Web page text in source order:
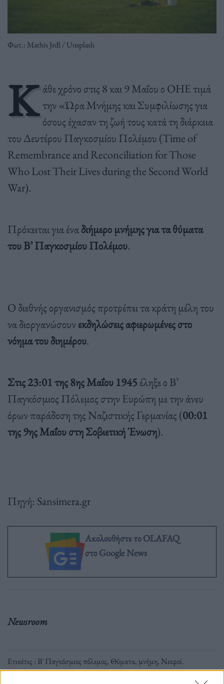
Φωτ.: Mathis Jrdl / Unsplash
Κ άθε χρόνο στις 8 και 9 Μαΐου ο ΟΗΕ τιμά
την «Ώρα Μνήμης και Συμφιλίωσης για
όσους έχασαν τη ζωή τους κατά τη διάρκεια
του Δευτέρου Παγκοσμίου Πολέμου (Time of
Remembrance and Reconciliation for Those
Who Lost Their Lives during the Second World
War).
Πρόκειται για έναδιήμερο μνήμης για τα θύματα
του Β’ Παγκοσμίου Πολέμου.
Ο διεθνής οργανισμός προτρέπει τα κράτη μέλη του
να διοργανώσουν εκδηλώσεις αφιερωμένες στο
νόημα του διημέρου.
Στις 23:01 της 8ης Μαΐου 1945 έληξε ο Β’
Παγκόσμιος Πόλεμος στην Ευρώπη με την άνευ
όρων παράδοση της Ναζιστικής Γερμανίας (00:01
της 9ης Μαΐου στη Σοβιετική Ένωση).
Πηγή: Sansimera.gr
Ακολουθήστε το OLAFAQ
στο Google News
Newsroom
Ετικέτες : Β' Παγκόσμιος πόλεμος, Θύματα, μνήμη, Νεκροί.